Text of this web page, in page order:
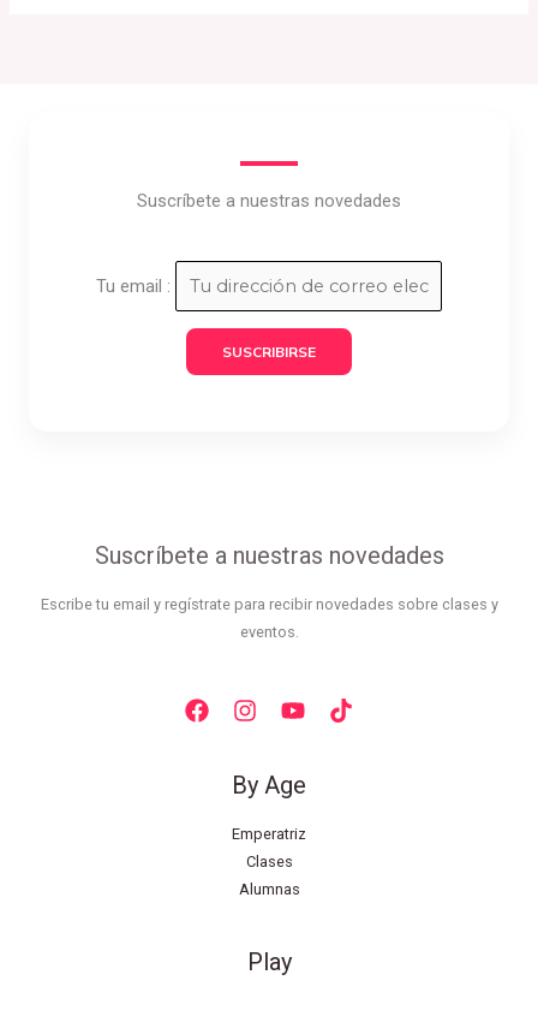
Suscríbete a nuestras novedades
Tu email :
Suscríbete a nuestras novedades
Escribe tu email y regístrate para recibir novedades sobre clases y
eventos.
By Age
Emperatriz
Clases
Alumnas
Play